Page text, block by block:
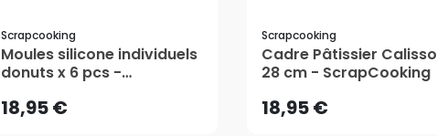
Scrapcooking
Moules silicone individuels
donuts x 6 pcs -
18,95 €
18,95 €
AJOUTER AU PANIER
Scrapcooking
Cadre Pâtissier
28 cm - ScrapCooking
18,95 €
18,95 €
AJOUTER AU PANIER